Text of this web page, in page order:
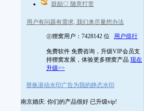
鼓励♡ 随意打赏
用户有问题有需求, 我们来尽量想办法
㊣狸窝用户：7428142 位 用户排行
免费软件 免费咨询，升级VIP会员支
持狸窝发展，体验更多狸窝产品 现在
升级>>
替换滚动水印广告为我的静态水印
南京婚庆: 你们的产品很好 已升级vip!